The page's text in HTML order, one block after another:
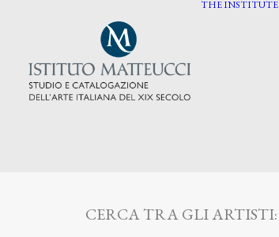
THE INSTITUTE
CERCA TRA GLI ARTISTI: